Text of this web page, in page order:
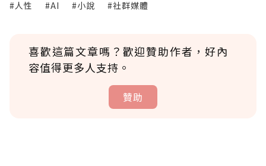
#人性 #AI #小說 #社群媒體
喜歡這篇文章嗎？歡迎贊助作者，好內
容值得更多人支持。
贊助